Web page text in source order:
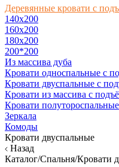
Деревянные кровати с
140x200
160х200
180х200
200*200
Из массива дуба
Кровати односпальные с
Кровати двуспальные с
Кровати из массива с
Кровати
Зеркала
Комоды
Кровати двуспальные
Назад
Каталог/Спальня/Кровати